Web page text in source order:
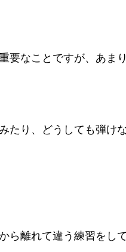
なことですが、あま
り、どうしても弾け
離れて違う練習をし